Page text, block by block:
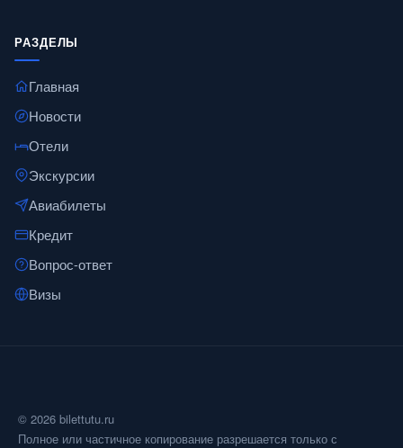
РАЗДЕЛЫ
Главная
Новости
Отели
Экскурсии
Авиабилеты
Кредит
Вопрос-ответ
Визы
© 2026 bilettutu.ru
Полное или частичное копирование разрешается только с